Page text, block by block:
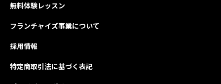
無料体験レッスン
フランチャイズ事業について
採用情報
特定商取引法に基づく表記